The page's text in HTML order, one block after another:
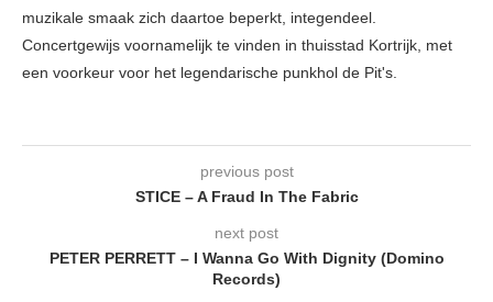
muzikale smaak zich daartoe beperkt, integendeel.
Concertgewijs voornamelijk te vinden in thuisstad Kortrijk, met
een voorkeur voor het legendarische punkhol de Pit's.
previous post
STICE – A Fraud In The Fabric
next post
PETER PERRETT – I Wanna Go With Dignity (Domino
Records)